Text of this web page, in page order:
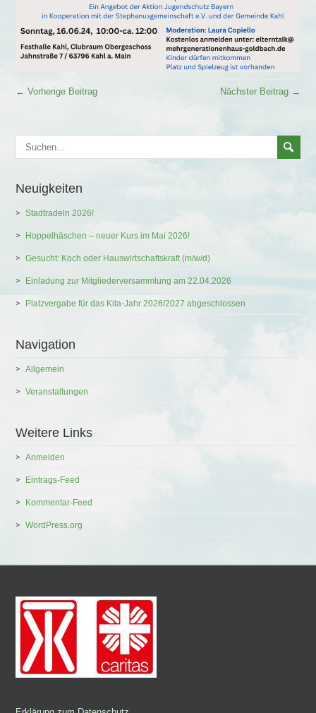
← Vorherige Beitrag Nächster Beitrag →
Neuigkeiten
Stadtradeln 2026!
Hoppelhäschen – neuer Kurs im Mai 2026!
Gesucht: Koch oder Hauswirtschaftskraft (m/w/d)
Einladung zur Mitgliederversammlung am 22.04.2026
Platzvergabe für das Kita-Jahr 2026/2027 abgeschlossen
Navigation
Allgemein
Veranstaltungen
Weitere Links
Anmelden
Eintrags-Feed
Kommentar-Feed
WordPress.org